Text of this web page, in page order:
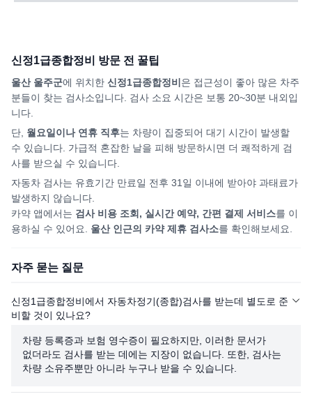
신정1급종합정비 방문 전 꿀팁
울산 울주군에 위치한 신정1급종합정비 은 접근성이 좋아 많은 차주
분들이 찾는 검사소입니다. 검사 소요 시간은 보통 20~30분 내외입
니다.
단, 월요일이나 연휴 직후는 차량이 집중되어 대기 시간이 발생할
수 있습니다. 가급적 혼잡한 날을 피해 방문하시면 더 쾌적하게 검
사를 받으실 수 있습니다.
자동차 검사는 유효기간 만료일 전후 31일 이내에 받아야 과태료가
발생하지 않습니다.
카약 앱에서는 검사 비용 조회, 실시간 예약, 간편 결제 서비스를 이
용하실 수 있어요. 울산인근의 카약 제휴 검사소를 확인해보세요.
자주 묻는 질문
신정1급종합정비에서 자동차정기(종합)검사를 받는데 별도로 준
비할 것이 있나요?
차량 등록증과 보험 영수증이 필요하지만, 이러한 문서가
없더라도 검사를 받는 데에는 지장이 없습니다. 또한, 검사는
차량 소유주뿐만 아니라 누구나 받을 수 있습니다.